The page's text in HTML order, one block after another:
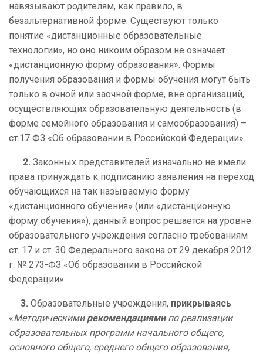
навязывают родителям, как правило, в
безальтернативной форме. Существуют только
понятие «дистанционные образовательные
технологии», но оно никоим образом не означает
«дистанционную форму образования». Формы
получения образования и формы обучения могут быть
только в очной или заочной форме, вне организаций,
осуществляющих образовательную деятельность (в
форме семейного образования и самообразования) –
ст.17 ФЗ «Об образовании в Российской Федерации».
2. Законных представителей изначально не имели
права принуждать к подписанию заявления на переход
обучающихся на так называемую форму
«дистанционного обучения» (или «дистанционную
форму обучения»), данный вопрос решается на уровне
образовательного учреждения согласно требованиям
ст. 17 и ст. 30 Федерального закона от 29 декабря 2012
г. № 273-ФЗ «Об образовании в Российской
Федерации».
3. Образовательные учреждения, прикрываясь
«Методическими рекомендациямипо реализации
образовательных программ начального общего,
основного общего, среднего общего образования,